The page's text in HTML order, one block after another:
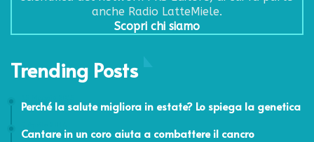
anche Radio LatteMiele.
Scopri chi siamo
Trending Posts
Perché la salute migliora in estate? Lo spiega la genetica
Cantare in un coro aiuta a combattere il cancro